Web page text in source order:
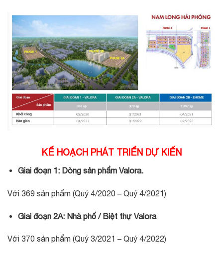
KẾ HOẠCH PHÁT TRIỂN DỰ KIẾN
Giai đoạn 1: Dòng sản phẩm Valora.
Với 369 sản phẩm (Quý 4/2020 – Quý 4/2021)
Giai đoạn 2A: Nhà phố / Biệt thự Valora
Với 370 sản phẩm (Quý 3/2021 – Quý 4/2022)